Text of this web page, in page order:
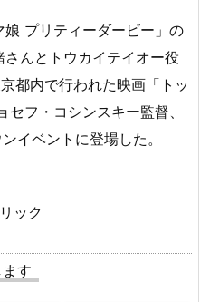
プリティーダービー」の
んとトウカイテイオー役
都内で行われた映画「トッ
フ・コシンスキー監督、
イベントに登場した。
ック
す